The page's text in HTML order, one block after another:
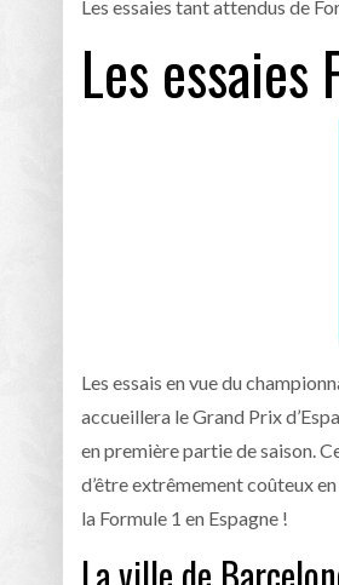
Les essaies tant attendus de
Les essaies
Les essais en vue du
accueillera le Grand Prix
en première partie de saison.
d’être extrêmement coûteux
la Formule 1 en Espagne !